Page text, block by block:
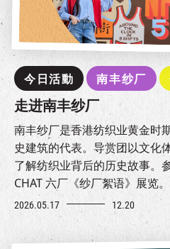
今日活動 南丰纱厂
走进南丰纱厂
南丰纱厂是香港纺织业黄金时
史建筑的代表。导赏团以文化
了解纺织业背后的历史故事。
CHAT 六厂《纱厂絮语》展览。
诚邀你一同走进南丰纱厂，感
独特魅力。
2026.05.17 12.20